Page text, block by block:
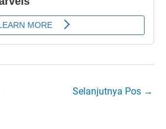
Selanjutnya Pos →